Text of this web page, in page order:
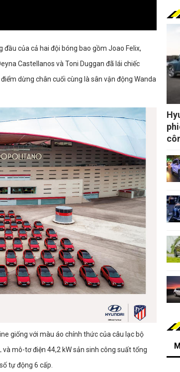
của cả hai đội bóng bao gồm Joao Felix,
Castellanos và Toni Duggan đã lái chiếc
dừng chân cuối cùng là sân vận động Wanda
giống với màu áo chính thức của câu lạc bộ
mô-tơ điện 44,2 kW sản sinh công suất tổng
tự động 6 cấp.